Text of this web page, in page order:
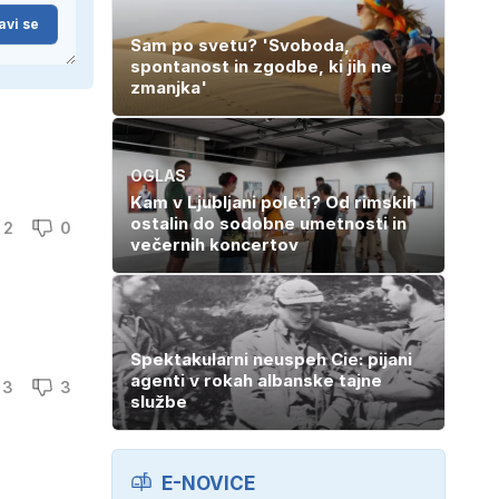
se
2 0
3 3
Sam po svetu? 'Svoboda,
spontanost in zgodbe, ki jih ne
zmanjka'
OGLAS
Kam v Ljubljani poleti? Od rimskih
ostalin do sodobne umetnosti in
večernih koncertov
Spektakularni neuspeh Cie: pijani
agenti v rokah albanske tajne
službe
E-NOVICE